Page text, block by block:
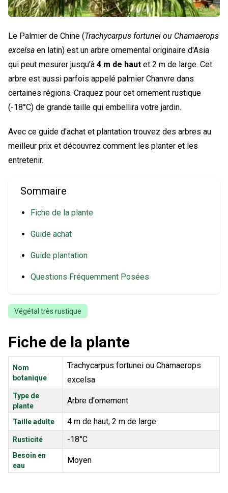
Le Palmier de Chine (Trachycarpus fortunei ou Chamaerops
excelsa en latin) est un arbre ornemental originaire d'Asia
qui peut mesurer jusqu'à 4 m de haut et 2 m de large. Cet
arbre est aussi parfois appelé palmier Chanvre dans
certaines régions. Craquez pour cet ornement rustique
(-18°C) de grande taille qui embellira votre jardin.
Avec ce guide d'achat et plantation trouvez des arbres au
meilleur prix et découvrez comment les planter et les
entretenir.
Sommaire
Fiche de la plante
Guide achat
Guide plantation
Questions Fréquemment Posées
Végétal très rustique
Fiche de la plante
Nom
botanique
Trachycarpus fortunei ou Chamaerops
excelsa
Type de
plante
Arbre d'ornement
Taille adulte 4 m de haut, 2 m de large
Rusticité -18°C
Besoin en
eau
Moyen